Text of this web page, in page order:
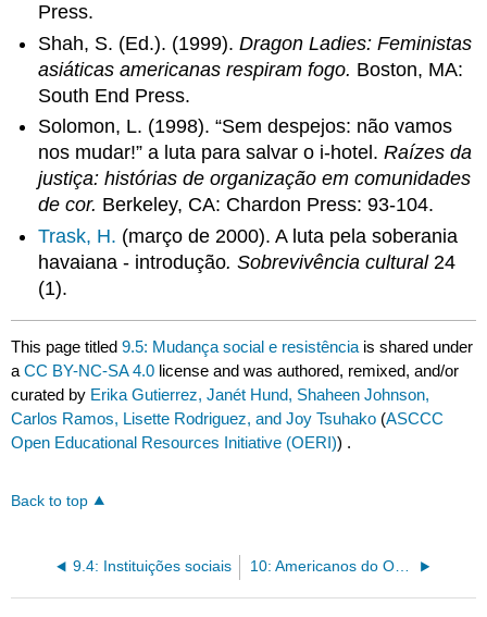
Press.
Shah, S. (Ed.). (1999).Dragon Ladies: Feministas
asiáticas americanas respiram fogo. Boston, MA:
South End Press.
Solomon, L. (1998). “Sem despejos: não vamos
nos mudar!” a luta para salvar o i-hotel.Raízes da
justiça: histórias de organização em comunidades
de cor. Berkeley, CA: Chardon Press: 93-104.
Trask, H. (março de 2000). A luta pela soberania
havaiana - introdução.Sobrevivência cultural 24
(1).
This page titled9.5: Mudança social e resistência is shared under
aCC BY-NC-SA 4.0 license and was authored, remixed, and/or
curated by Erika Gutierrez, Janét Hund, Shaheen Johnson,
Carlos Ramos, Lisette Rodriguez, and Joy Tsuhako (ASCCC
Open Educational Resources Initiative (OERI)) .
Back to top
9.4: Instituições sociais 10: Americanos do Oriente Médio